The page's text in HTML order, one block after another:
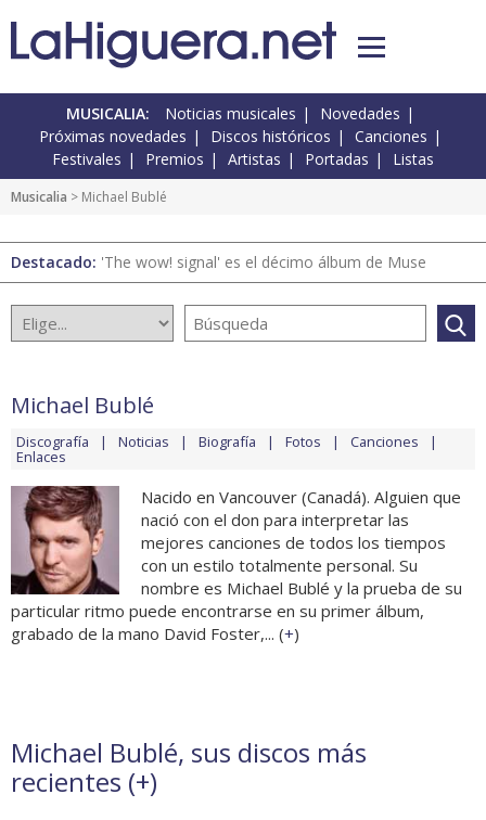
MUSICALIA: Noticias musicales
Novedades
Próximas novedades
Discos históricos
Canciones
Festivales
Premios Artistas Portadas Listas
Musicalia > Michael Bublé
Destacado: 'The wow! signal' es el décimo álbum de Muse
Michael Bublé
Discografía Noticias Biografía Fotos Canciones
Enlaces
Nacido en Vancouver (Canadá). Alguien que
nació con el don para interpretar las
mejores canciones de todos los tiempos
con un estilo totalmente personal. Su
nombre es Michael Bublé y la prueba de su
particular ritmo puede encontrarse en su primer álbum,
grabado de la mano David Foster,... (+)
Michael Bublé, sus discos más
recientes (+)